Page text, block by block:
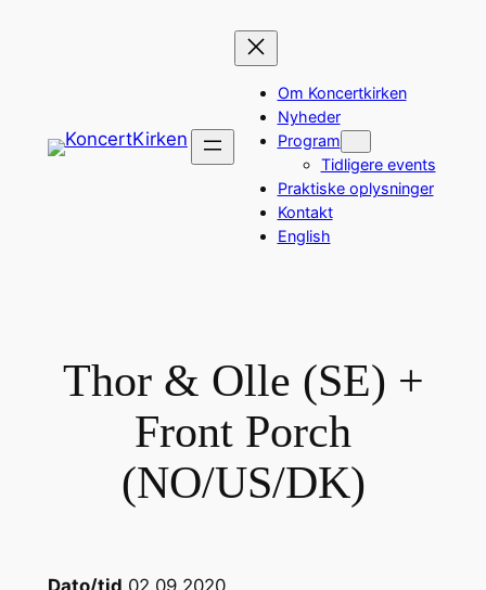
Om Koncertkirken
Nyheder
Program
Tidligere events
Praktiske oplysninger
Kontakt
English
Thor & Olle (SE) +
Front Porch
(NO/US/DK)
Dato/tid 02.09.2020